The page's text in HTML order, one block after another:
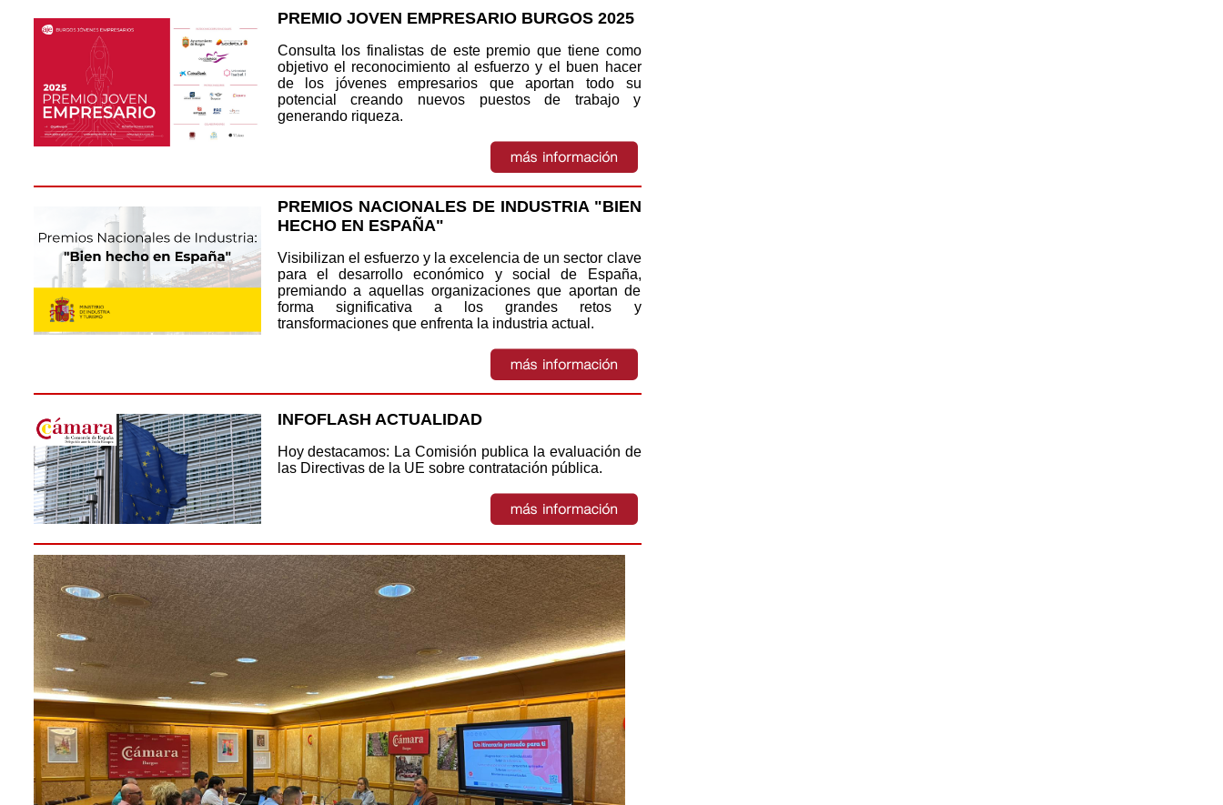
PREMIO JOVEN EMPRESARIO BURGOS 2025
Consulta los finalistas de este premio que tiene como
objetivo el reconocimiento al esfuerzo y el buen hacer
de los jóvenes empresarios que aportan todo su
potencial creando nuevos puestos de trabajo y
generando riqueza.
PREMIOS NACIONALES DE INDUSTRIA "BIEN
HECHO EN ESPAÑA"
Visibilizan el esfuerzo y la excelencia de un sector clave
para el desarrollo económico y social de España,
premiando a aquellas organizaciones que aportan de
forma significativa a los grandes retos y
transformaciones que enfrenta la industria actual.
INFOFLASH ACTUALIDAD
Hoy destacamos: La Comisión publica la evaluación de
las Directivas de la UE sobre contratación pública.